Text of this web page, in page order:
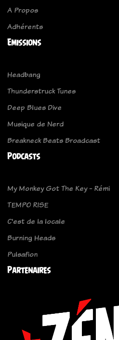
A Propos
Adhérents
Emissions
Headbang
Thunderstruck Tunes
Deep Blues Dive
Musique de Nerd
Breakneck Beats Broadcast
Podcasts
My Monkey Got The Key - Rémi
TEMPO RISE
C'est de la locale
Burning Heads
Pulsafion
Partenaires